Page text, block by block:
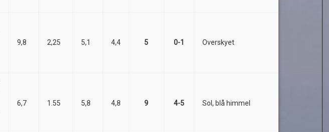
9,8 2,25 5,1 4,4 5 0-1 Overskyet
6,7 1.55 5,8 4,8 9 4-5 Sol, blå himmel